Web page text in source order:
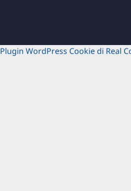
Plugin WordPress Cookie di Real